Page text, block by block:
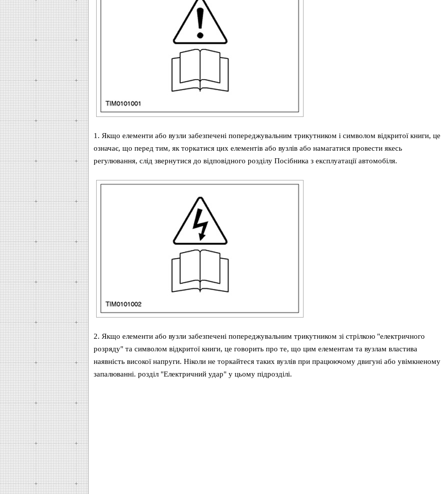
1. Якщо елементи або вузли забезпечені попереджувальним трикутником і символом відкритої книги, це
означає, що перед тим, як торкатися цих елементів або вузлів або намагатися провести якесь
регулювання, слід звернутися до відповідного розділу Посібника з експлуатації автомобіля.
2. Якщо елементи або вузли забезпечені попереджувальним трикутником зі стрілкою "електричного
розряду" та символом відкритої книги, це говорить про те, що цим елементам та вузлам властива
наявність високої напруги. Ніколи не торкайтеся таких вузлів при працюючому двигуні або увімкненому
запалюванні. розділ "Електричний удар" у цьому підрозділі.